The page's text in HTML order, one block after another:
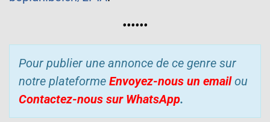
••••••
Pour publier une annonce de ce genre sur
notre plateforme Envoyez-nous un email ou
Contactez-nous sur WhatsApp.